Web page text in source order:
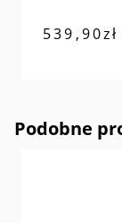
539,90zł
Podobne